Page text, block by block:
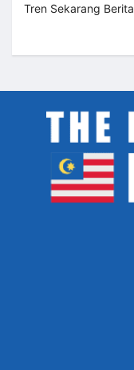
Tren Sekarang Berita